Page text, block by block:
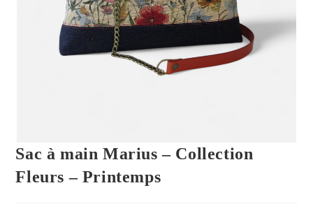
Sac à main Marius – Collection
Fleurs – Printemps